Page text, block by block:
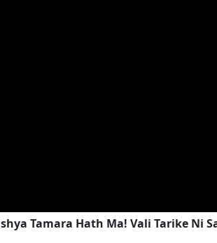
Tamara Hath Ma! Vali Tarike Ni